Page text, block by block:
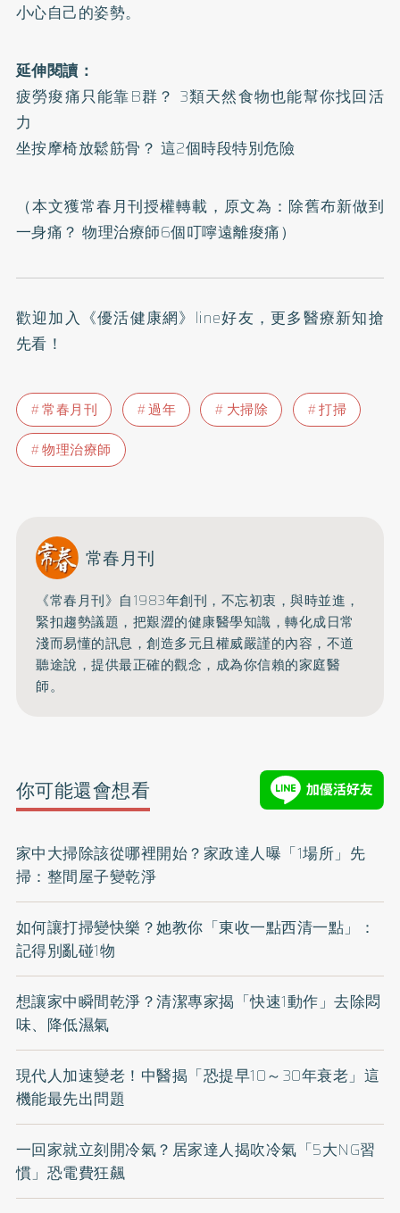
小心自己的姿勢。
延伸閱讀：
疲勞痠痛只能靠B群？ 3類天然食物也能幫你找回活
力
坐按摩椅放鬆筋骨？ 這2個時段特別危險
（本文獲常春月刊授權轉載，原文為： 除舊布新做到
一身痛？ 物理治療師6個叮嚀遠離痠痛）
歡迎加入 《優活健康網》line好友 ，更多醫療新知搶
先看！
常春月刊 過年 大掃除
打掃
物理治療師
常春月刊
《常春月刊》自1983年創刊，不忘初衷，與時並進，
緊扣趨勢議題，把艱澀的健康醫學知識，轉化成日常
淺而易懂的訊息，創造多元且權威嚴謹的內容， 不道
聽途說，提供最正確的觀念，成為你信賴的家庭醫
師。
你可能還會想看
家中大掃除該從哪裡開始？家政達人曝「1場所」先
掃：整間屋子變乾淨
如何讓打掃變快樂？她教你「東收一點西清一點」：
記得別亂碰1物
想讓家中瞬間乾淨？清潔專家揭「快速1動作」去除悶
味、降低濕氣
現代人加速變老！中醫揭「恐提早10～30年衰老」這
機能最先出問題
一回家就立刻開冷氣？居家達人揭吹冷氣「5大NG習
慣」恐電費狂飆